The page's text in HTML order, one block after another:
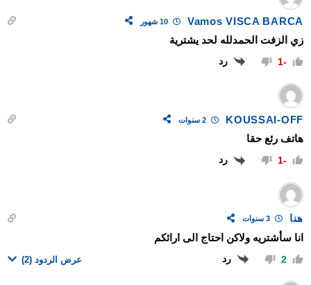
Vamos VISCA BARCA
زي الزفت الحمدلله لحد يشترية
-1 رد
KOUSSAI-OFF
هاتف رئع حقا
-1 رد
هنا 3 سنوات
انا سأشتريه ولاكن احتاج الى ارائكم
2 رد عرض الردود (2)